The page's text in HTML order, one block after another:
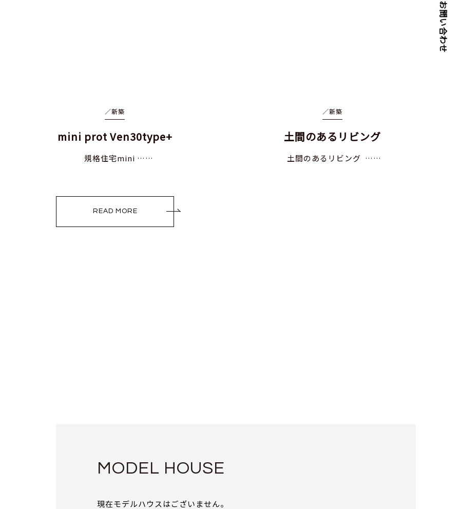
お問い
合わせ
／新築
mini prot Ven30type+
規格住宅mini ……
／新築
土間のあるリビング
土間のあるリビング ……
READ MORE
MODEL HOUSE
現在モデルハウスはございません。